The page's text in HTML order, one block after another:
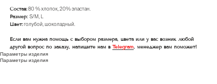
Состав:80 % хлопок, 20% эластан.
Размер: S/M, L
Цвет:голубой, шоколадный.
Если вам нужна помощь с выбором размера, цвета или у вас возник любой
другой вопрос по заказу, напишите нам в Telegram, менеджер вам поможет!
Параметры изделия
Параметры изделия